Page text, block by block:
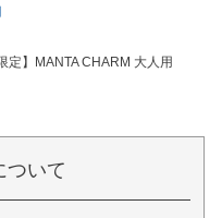
限定】MANTA CHARM 大人用
ついて